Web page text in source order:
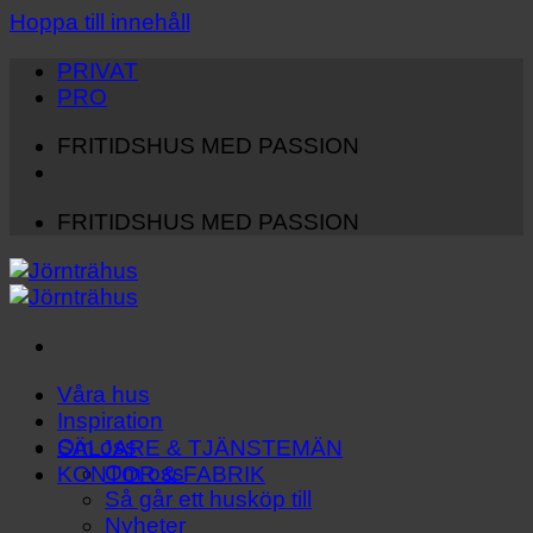
Hoppa till innehåll
PRIVAT
PRO
FRITIDSHUS MED PASSION
FRITIDSHUS MED PASSION
Våra hus
Inspiration
Om oss
Om oss
Så går ett husköp till
Nyheter
SÄLJARE & TJÄNSTEMÄN
KONTOR & FABRIK